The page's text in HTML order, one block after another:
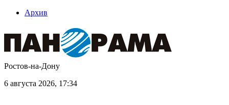
Архив
Ростов-на-Дону
6 августа 2026, 17:34